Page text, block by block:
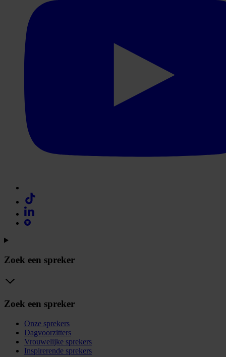
Zoek een spreker
Zoek een spreker
Onze sprekers
Dagvoorzitters
Vrouwelijke sprekers
Inspirerende sprekers